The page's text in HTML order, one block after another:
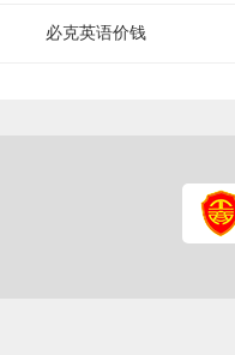
必克英语价钱